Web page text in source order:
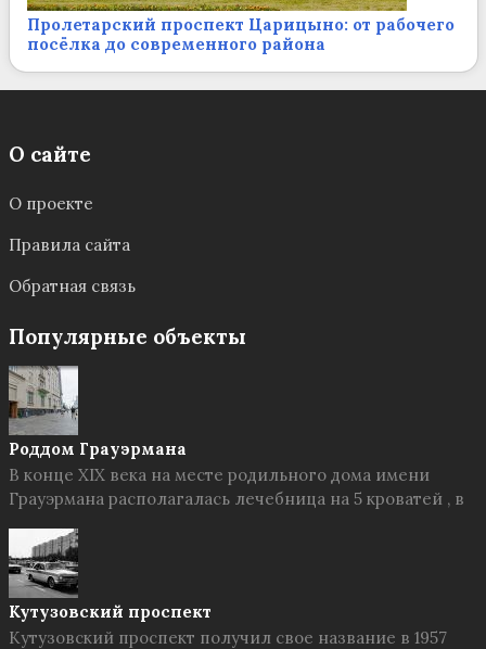
Пролетарский проспект Царицыно: от рабочего
посёлка до современного района
О сайте
О проекте
Правила сайта
Обратная связь
Популярные объекты
Роддом Грауэрмана
В конце XIX века на месте родильного дома имени
Грауэрмана располагалась лечебница на 5 кроватей , в
Кутузовский проспект
Кутузовский проспект получил свое название в 1957